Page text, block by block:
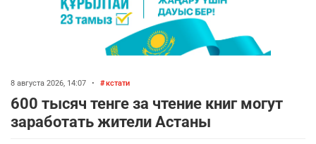
8 августа 2026, 14:07 • кстати
600 тысяч тенге за чтение книг могут
заработать жители Астаны